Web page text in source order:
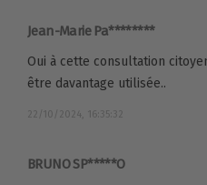
Jean-Marie Pa********
Oui à cette consultation
être davantage utilisée..
22/10/2024, 16:35:32
BRUNO SP*****O